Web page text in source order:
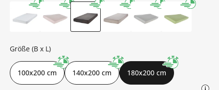
Größe (B x L)
100x200 cm 140x200 cm 180x200 cm